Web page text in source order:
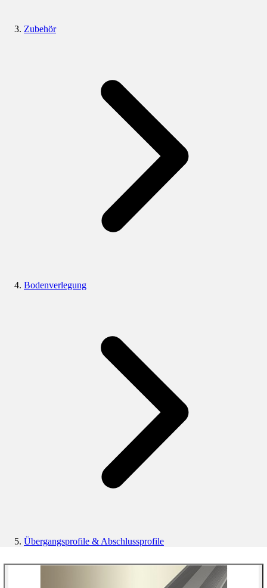
Zubehör
Bodenverlegung
Übergangsprofile & Abschlussprofile